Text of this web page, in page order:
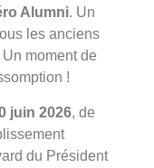
Alumni. Un
les anciens
moment de
!
juin 2026, de
du Président